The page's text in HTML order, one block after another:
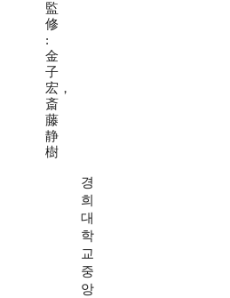
監
修
:
金
子
宏，
斎
藤
静
樹
경
희
대
학
교
중
앙